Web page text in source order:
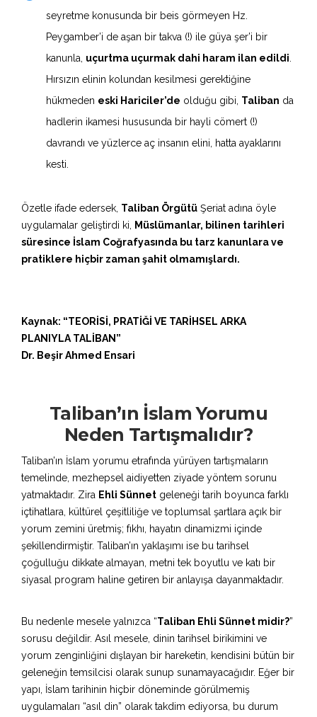
seyretme konusunda bir beis görmeyen Hz.
Peygamber’i de aşan bir takva (!) ile güya şer’i bir
kanunla, uçurtma uçurmak dahi haram ilan edildi.
Hırsızın elinin kolundan kesilmesi gerektiğine
hükmeden eski Hariciler’de olduğu gibi, Taliban da
hadlerin ikamesi hususunda bir hayli cömert (!)
davrandı ve yüzlerce aç insanın elini, hatta ayaklarını
kesti.
Özetle ifade edersek, Taliban Örgütü Şeriat adına öyle
uygulamalar geliştirdi ki, Müslümanlar, bilinen tarihleri
süresince İslam Coğrafyasında bu tarz kanunlara ve
pratiklere hiçbir zaman şahit olmamışlardı.
Kaynak: “TEORİSİ, PRATİĞİ VE TARİHSEL ARKA
PLANIYLA TALİBAN”
Dr. Beşir Ahmed Ensari
Taliban’ın İslam Yorumu
Neden Tartışmalıdır?
Taliban’ın İslam yorumu etrafında yürüyen tartışmaların
temelinde, mezhepsel aidiyetten ziyade yöntem sorunu
yatmaktadır. Zira Ehli Sünnet geleneği tarih boyunca farklı
içtihatlara, kültürel çeşitliliğe ve toplumsal şartlara açık bir
yorum zemini üretmiş; fıkhı, hayatın dinamizmi içinde
şekillendirmiştir. Taliban’ın yaklaşımı ise bu tarihsel
çoğulluğu dikkate almayan, metni tek boyutlu ve katı bir
siyasal program haline getiren bir anlayışa dayanmaktadır.
Bu nedenle mesele yalnızca “Taliban Ehli Sünnet midir?”
sorusu değildir. Asıl mesele, dinin tarihsel birikimini ve
yorum zenginliğini dışlayan bir hareketin, kendisini bütün bir
geleneğin temsilcisi olarak sunup sunamayacağıdır. Eğer bir
yapı, İslam tarihinin hiçbir döneminde görülmemiş
uygulamaları “asıl din” olarak takdim ediyorsa, bu durum